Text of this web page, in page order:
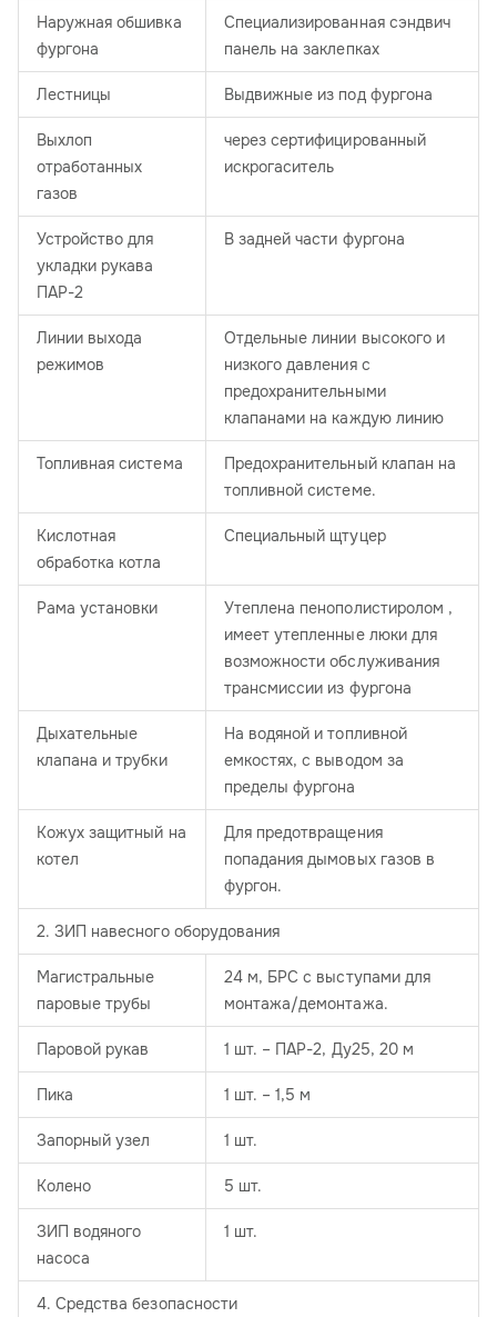
Наружная обшивка
фургона
Специализированная сэндвич
панель на заклепках
Лестницы Выдвижные из под фургона
Выхлоп
отработанных
газов
через сертифицированный
искрогаситель
Устройство для
укладки рукава
ПАР-2
В задней части фургона
Линии выхода
режимов
Отдельные линии высокого и
низкого давления с
предохранительными
клапанами на каждую линию
Топливная система
Предохранительный клапан на
топливной системе.
Кислотная
обработка котла
Специальный щтуцер
Рама установки
Утеплена пенополистиролом ,
имеет утепленные люки для
возможности обслуживания
трансмиссии из фургона
Дыхательные
клапана и трубки
На водяной и топливной
емкостях, с выводом за
пределы фургона
Кожух защитный на
котел
Для предотвращения
попадания дымовых газов в
фургон.
2. ЗИП навесного оборудования
Магистральные
паровые трубы
24 м, БРС с выступами для
монтажа/демонтажа.
Паровой рукав 1 шт. – ПАР-2, Ду25, 20 м
Пика 1 шт. – 1,5 м
Запорный узел 1 шт.
Колено 5 шт.
ЗИП водяного
насоса
1 шт.
4. Средства безопасности